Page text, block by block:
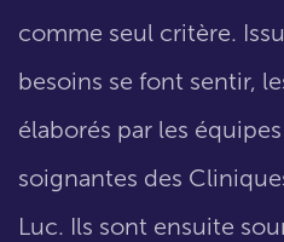
comme seul critère.
besoins se font sentir,
élaborés par les
soignantes des
Luc. Ils sont ensuite